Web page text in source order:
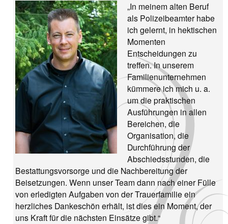
„In meinem alten Beruf
als Polizeibeamter habe
ich gelernt, in hektischen
Momenten
Entscheidungen zu
treffen. In unserem
Familienunternehmen
kümmere ich mich u. a.
um die praktischen
Ausführungen in allen
Bereichen, die
Organisation, die
Durchführung der
Abschiedsstunden, die
Bestattungsvorsorge und die Nachbereitung der
Beisetzungen. Wenn unser Team dann nach einer Fülle
von erledigten Aufgaben von der Trauerfamilie ein
herzliches Dankeschön erhält, ist dies ein Moment, der
uns Kraft für die nächsten Einsätze gibt.“